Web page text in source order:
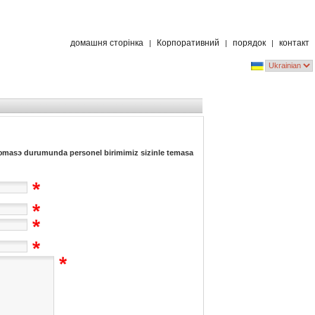
домашня сторінка | Корпоративний | порядок | контакт
durumunda personel birimimiz sizinle temasa